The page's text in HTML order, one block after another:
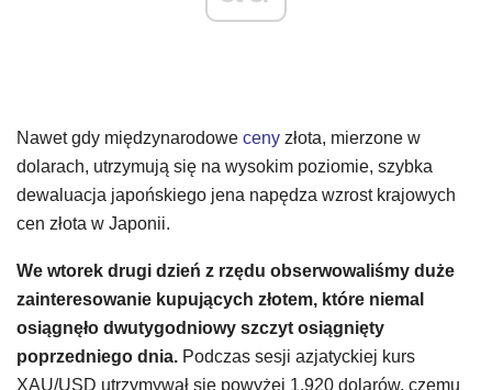
Nawet gdy międzynarodowe ceny złota, mierzone w
dolarach, utrzymują się na wysokim poziomie, szybka
dewaluacja japońskiego jena napędza wzrost krajowych
cen złota w Japonii.
We wtorek drugi dzień z rzędu obserwowaliśmy duże
zainteresowanie kupujących złotem, które niemal
osiągnęło dwutygodniowy szczyt osiągnięty
poprzedniego dnia. Podczas sesji azjatyckiej kurs
XAU/USD utrzymywał się powyżej 1.920 dolarów, czemu